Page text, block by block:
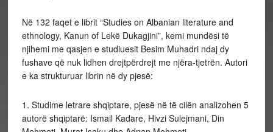
Në 132 faqet e librit “Studies on Albanian literature and
ethnology, Kanun of Lekë Dukagjini”, kemi mundësi të
njihemi me qasjen e studiuesit Besim Muhadri ndaj dy
fushave që nuk lidhen drejtpërdrejt me njëra-tjetrën. Autori
e ka strukturuar librin në dy pjesë:
1. Studime letrare shqiptare, pjesë në të cilën analizohen 5
autorë shqiptarë: Ismail Kadare, Hivzi Sulejmani, Din